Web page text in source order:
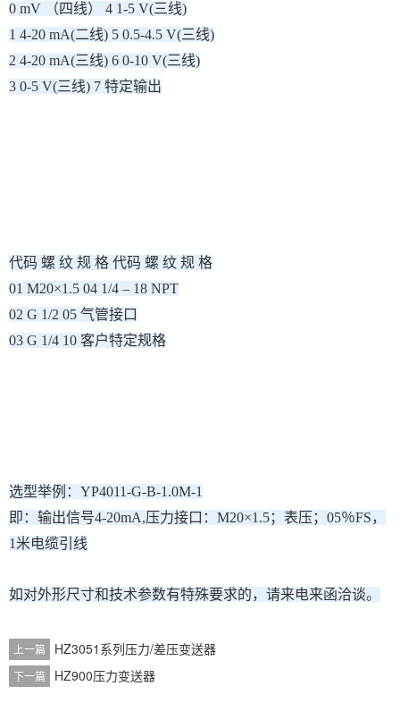
0 mV （四线） 4 1-5 V(三线)
1 4-20 mA(二线) 5 0.5-4.5 V(三线)
2 4-20 mA(三线) 6 0-10 V(三线)
3 0-5 V(三线) 7 特定输出
代码 螺 纹 规 格 代码 螺 纹 规 格
01 M20×1.5 04 1/4 – 18 NPT
02 G 1/2 05 气管接口
03 G 1/4 10 客户特定规格
选型举例：YP4011-G-B-1.0M-1
即：输出信号4-20mA,压力接口：M20×1.5；表压；05％FS，
1米电缆引线
如对外形尺寸和技术参数有特殊要求的，请来电来函洽谈。
上一篇 HZ3051系列压力/差压变送器
下一篇 HZ900压力变送器